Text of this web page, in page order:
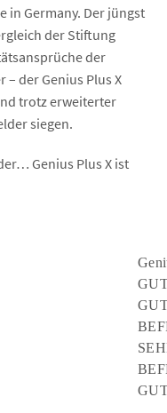
in Germany. Der jüngst
der Stiftung
der
der Genius Plus X
trotz erweiterter
siegen.
Genius Plus X ist